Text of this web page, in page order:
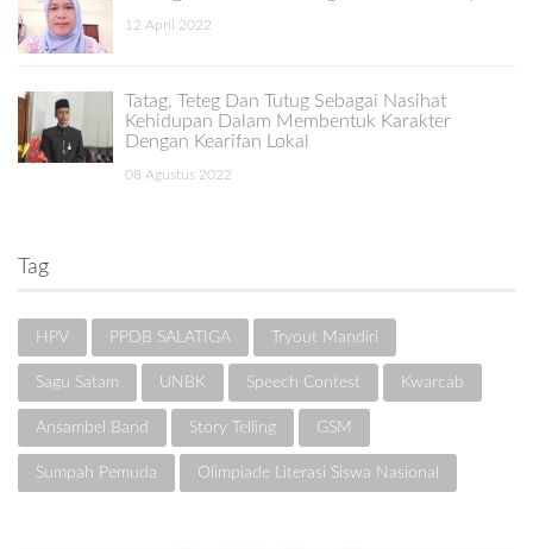
12 April 2022
Tatag, Teteg Dan Tutug Sebagai Nasihat
Kehidupan Dalam Membentuk Karakter
Dengan Kearifan Lokal
08 Agustus 2022
Tag
HPV PPDB SALATIGA Tryout Mandiri
Sagu Satam UNBK Speech Contest Kwarcab
Ansambel Band Story Telling GSM
Sumpah Pemuda Olimpiade Literasi Siswa Nasional